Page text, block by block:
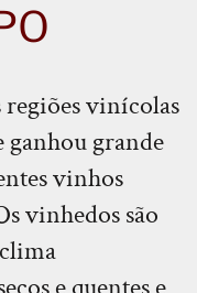
regiões vinícolas
ganhou grande
vinhos
vinhedos são